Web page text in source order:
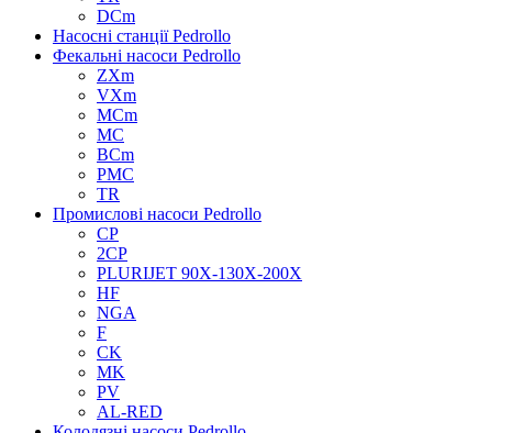
DCm
Насосні станції Pedrollo
Фекальні насоси Pedrollo
ZXm
VXm
MCm
MC
BCm
PMC
TR
Промислові насоси Pedrollo
CP
2CP
PLURIJET 90X-130X-200X
HF
NGA
F
CK
MK
PV
AL-RED